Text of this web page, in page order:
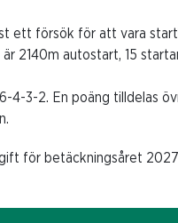
ett försök för att vara
2140m autostart, 15
4-3-2. En poäng tilldelas
för betäckningsåret